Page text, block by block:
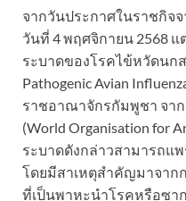
จากวันประกาศในราชกิจ
วันที่ 4 พฤศจิกายน 2568 แ
ระบาดของโรคไข้หวัดนก
Pathogenic Avian
ราชอาณาจักรกัมพูชา จา
(World Organisation for
ระบาดดังกล่าวสามารถแ
โดยมีสาเหตุสำคัญมาจาก
ที่เป็นพาหะนำโรคหรือซา